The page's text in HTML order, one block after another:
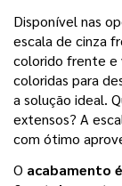
Disponível nas
escala de cinza
colorido frente e
coloridas para
a solução ideal.
extensos? A
com ótimo
O acabamento